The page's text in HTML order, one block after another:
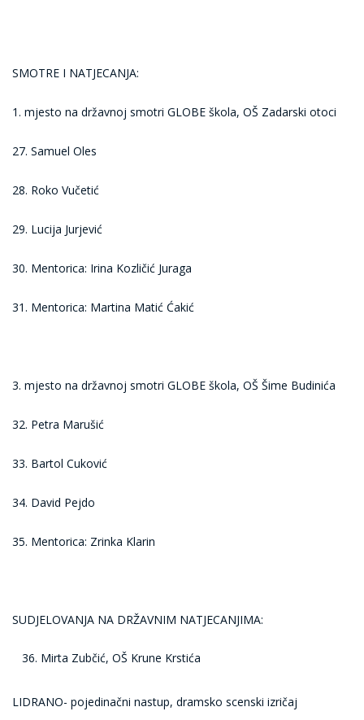
SMOTRE I NATJECANJA:
1. mjesto na državnoj smotri GLOBE škola, OŠ Zadarski otoci
27. Samuel Oles
28. Roko Vučetić
29. Lucija Jurjević
30. Mentorica: Irina Kozličić Juraga
31. Mentorica: Martina Matić Ćakić
3. mjesto na državnoj smotri GLOBE škola, OŠ Šime Budinića
32. Petra Marušić
33. Bartol Cuković
34. David Pejdo
35. Mentorica: Zrinka Klarin
SUDJELOVANJA NA DRŽAVNIM NATJECANJIMA:
Mirta Zubčić, OŠ Krune Krstića
LIDRANO- pojedinačni nastup, dramsko scenski izričaj